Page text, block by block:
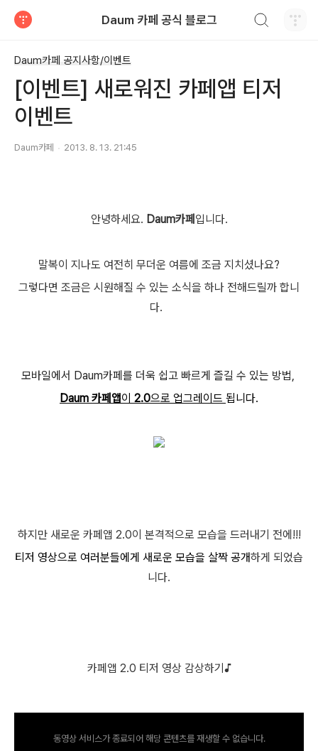
Daum 카페 공식 블로그
Daum카페 공지사항/이벤트
[이벤트] 새로워진 카페앱 티저
이벤트
Daum카페 2013. 8. 13. 21:45
안녕하세요. Daum카페 입니다.
말복이 지나도 여전히 무더운 여름에 조금 지치셨나요?
그렇다면 조금은 시원해질 수 있는 소식을 하나 전해드릴까 합니
다.
모바일에서 Daum카페를 더욱 쉽고 빠르게 즐길 수 있는 방법,
Daum 카페앱이 2.0으로 업그레이드 됩니다.
하지만 새로운 카페앱 2.0이 본격적으로 모습을 드러내기 전에!!!
티저 영상으로 여러분들에게 새로운 모습을 살짝 공개하게 되었습
니다.
카페앱 2.0 티저 영상 감상하기♪
동영상 서비스가 종료되어 해당 콘텐츠를 재생할 수 없습니다.